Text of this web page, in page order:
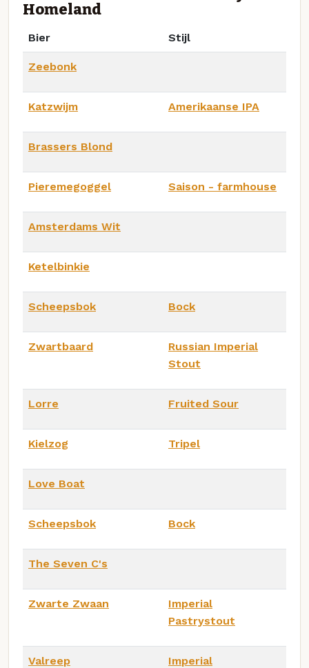
Homeland
Bier Stijl
Zeebonk
Katzwijm Amerikaanse IPA
Brassers Blond
Pieremegoggel Saison - farmhouse
Amsterdams Wit
Ketelbinkie
Scheepsbok Bock
Zwartbaard
Russian Imperial
Stout
Lorre Fruited Sour
Kielzog Tripel
Love Boat
Scheepsbok Bock
The Seven C's
Zwarte Zwaan
Imperial
Pastrystout
Valreep
Imperial